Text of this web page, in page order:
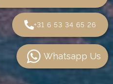
+31 6 53 34 65 26
Whatsapp Us